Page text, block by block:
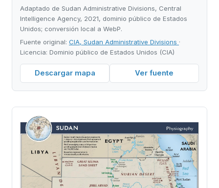
Adaptado de Sudan Administrative Divisions, Central
Intelligence Agency, 2021, dominio público de Estados
Unidos; conversión local a WebP.
Fuente original: CIA, Sudan Administrative Divisions ·
Licencia: Dominio público de Estados Unidos (CIA)
Descargar mapa Ver fuente